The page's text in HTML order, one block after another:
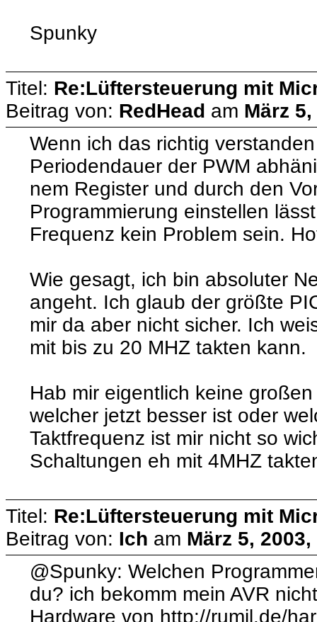
Spunky
Titel: Re:Lüftersteuerung mit
Beitrag von: RedHead am März
Wenn ich das richtig
Periodendauer der PWM
nem Register und durch den
Programmierung einstellen
Frequenz kein Problem sein.
Wie gesagt, ich bin absoluter
angeht. Ich glaub der größte
mir da aber nicht sicher. Ich
mit bis zu 20 MHZ takten kann.
Hab mir eigentlich keine
welcher jetzt besser ist oder
Taktfrequenz ist mir nicht so
Schaltungen eh mit 4MHZ
Titel: Re:Lüftersteuerung mit
Beitrag von: Ich am März 5,
@Spunky: Welchen
du? ich bekomm mein AVR
Hardware von http://rumil.de/